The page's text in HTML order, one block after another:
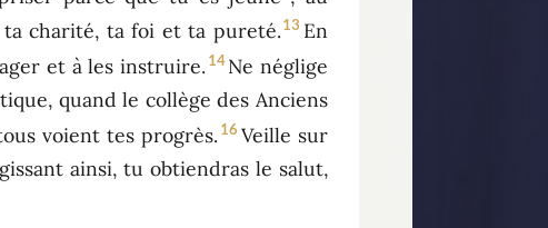
charité, ta foi et ta pureté.13 En
et à les instruire. 14 Ne néglige
quand le collège des Anciens
voient tes progrès. 16 Veille sur
ainsi, tu obtiendras le salut,